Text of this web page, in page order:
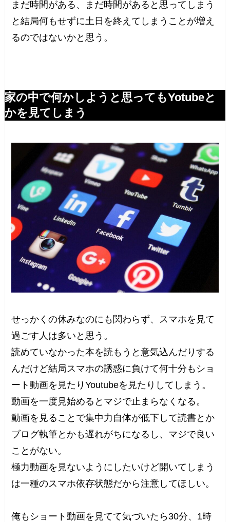
まだ時間がある、まだ時間があると思ってしまう
と結局何もせずに土日を終えてしまうことが増え
るのではないかと思う。
家の中で何かしようと思ってもYotubeと
かを見てしまう
せっかくの休みなのにも関わらず、スマホを見て
過ごす人は多いと思う。
読めていなかった本を読もうと意気込んだりする
んだけど結局スマホの誘惑に負けて何十分もショ
ート動画を見たりYoutubeを見たりしてしまう。
動画を一度見始めるとマジで止まらなくなる。
動画を見ることで集中力自体が低下して読書とか
ブログ執筆とかも遅れがちになるし、マジで良い
ことがない。
極力動画を見ないようにしたいけど開いてしまう
は一種のスマホ依存状態だから注意してほしい。
俺もショート動画を見てて気づいたら30分、1時